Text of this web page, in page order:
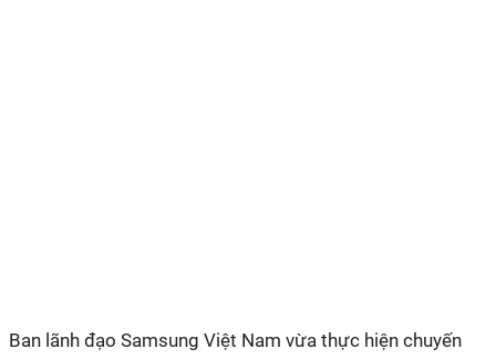
Ban lãnh đạo Samsung Việt Nam vừa thực hiện chuyến